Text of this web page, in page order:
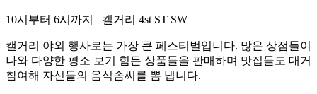
10시부터 6시까지 캘거리 4st ST SW
캘거리 야외 행사로는 가장 큰 페스티벌입니다. 많은 상점들이
나와 다양한 평소 보기 힘든 상품들을 판매하며 맛집들도 대거
참여해 자신들의 음식솜씨를 뽐 냅니다.